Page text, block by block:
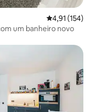
4,91 de uma
4,91 (154)
um banheiro novo